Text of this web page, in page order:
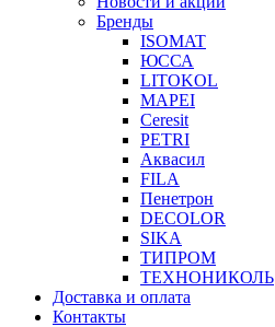
Бренды
ISOMAT
ЮССА
LITOKOL
MAPEI
Ceresit
PETRI
Аквасил
FILA
Пенетрон
DECOLOR
SIKA
ТИПРОМ
ТЕХНОНИКОЛЬ
Доставка и оплата
Контакты